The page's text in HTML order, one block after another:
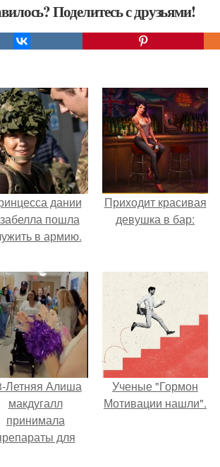
Поделитесь с друзьями!
дании
пошла
в армию.
Приходит красивая
девушка в бар:
Летняя Алиша
макдугалл
принимала
для
Ученые "Гормон
Мотивации нашли".